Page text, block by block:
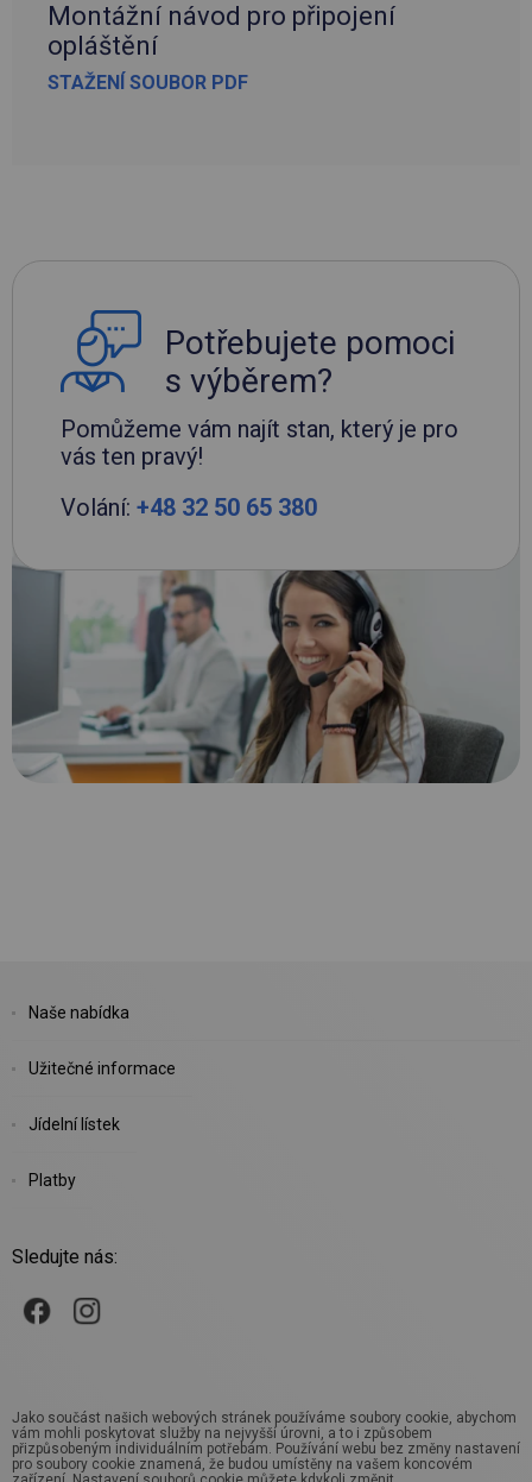
Montážní návod pro připojení
opláštění
STAŽENÍ SOUBOR PDF
Potřebujete pomoci
s výběrem?
Pomůžeme vám najít stan, který je pro
vás ten pravý!
Volání: +48 32 50 65 380
Naše nabídka
Užitečné informace
Jídelní lístek
Platby
Sledujte nás:
Jako součást našich webových stránek používáme soubory cookie, abychom
vám mohli poskytovat služby na nejvyšší úrovni, a to i způsobem
přizpůsobeným individuálním potřebám. Používání webu bez změny nastavení
pro soubory cookie znamená, že budou umístěny na vašem koncovém